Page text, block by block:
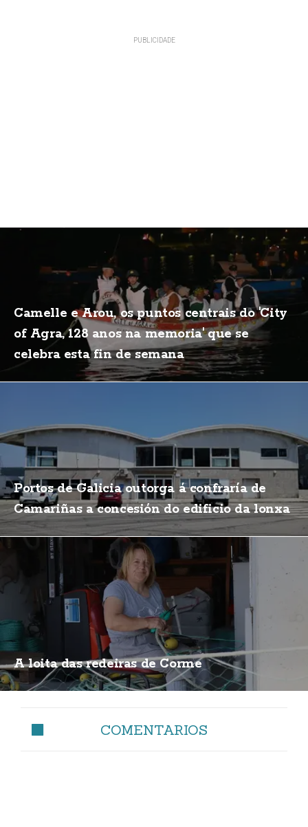
Camelle e Arou, os puntos centrais do 'City
of Agra, 128 anos na memoria' que se
celebra esta fin de semana
Portos de Galicia outorga á confraría de
Camariñas a concesión do edificio da lonxa
A loita das redeiras de Corme
COMENTARIOS